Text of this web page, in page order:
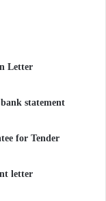
Letter
bank statement
for Tender
letter